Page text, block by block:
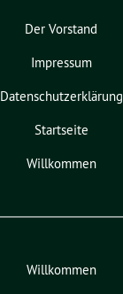
Der Vorstand
Impressum
Datenschutzerklärung
Startseite
Willkommen
Willkommen